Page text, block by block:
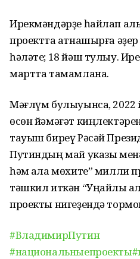
Ирекмәндәрҙе һайлап
проектта ҡатнашырға
һәләте; 18 йәш тулыу.
мартта тамамлана.
Мәғлүм булыуынса, 2022
өсөн йәмәғәт
тауыш биреү Рәсәй
Путиндың май указы
һәм ҡала мөхите” милли
тәшкил иткән “Уңайлы
проекты нигеҙендә
#ВладимирПутин
#национальныепроекты